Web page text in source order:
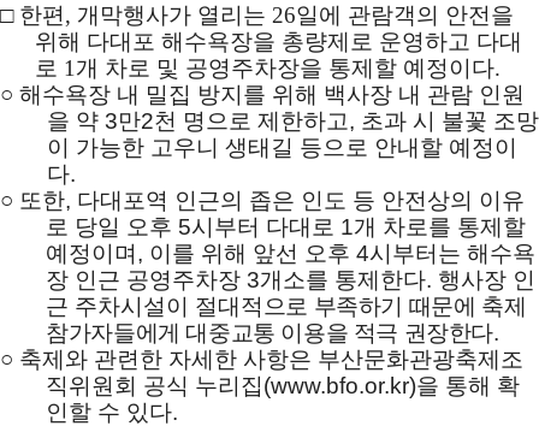
□ 한편, 개막행사가 열리는 26일에 관람객의 안전을
위해 다대포 해수욕장을 총량제로 운영하고 다대
로 1 개 차로 및 공영주차장을 통제할 예정이다.
○ 해수욕장 내 밀집 방지를 위해 백사장 내 관람 인원
을 약 3만2천 명으로 제한하고, 초과 시 불꽃 조망
이 가능한 고우니 생태길 등으로 안내할 예정이
다.
○ 또한, 다대포역 인근의 좁은 인도 등 안전상의 이유
로 당일 오후 5시부터 다대로 1개 차로를 통제할
예정이며, 이를 위해 앞선 오후4시부터는 해수욕
장 인근 공영주차장3개소를 통제한다. 행사장 인
근 주차시설이 절대적으로 부족하기 때문에 축제
참가자들에게 대중교통 이용을 적극 권장한다.
○ 축제와 관련한 자세한 사항은 부산문화관광축제조
직위원회 공식 누리집(www.bfo.or.kr)을 통해 확
인할 수 있다.